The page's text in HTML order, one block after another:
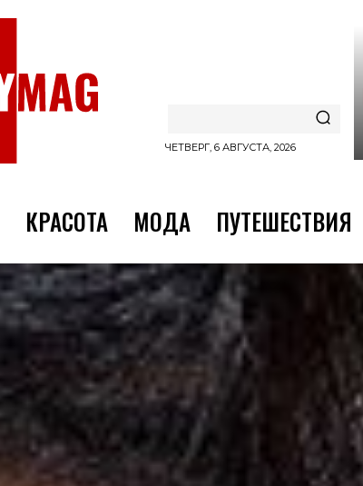
ЧЕТВЕРГ, 6 АВГУСТА, 2026
КРАСОТА МОДА ПУТЕШЕСТВИЯ